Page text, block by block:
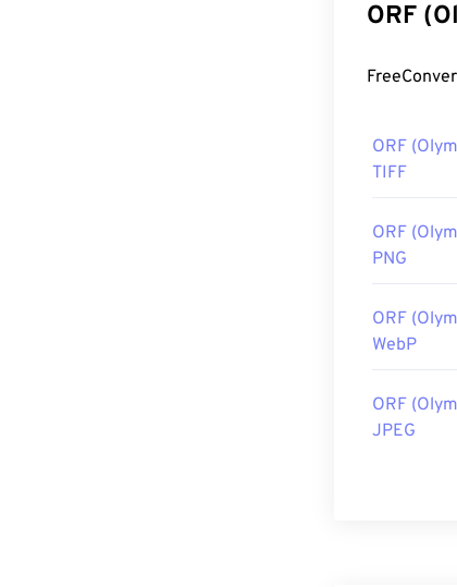
ORF
ORF
TIFF
ORF
PNG
ORF
WebP
ORF
JPEG